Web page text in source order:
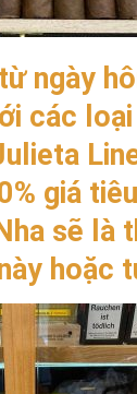
ngày
các
giá
sẽ là
hoặc